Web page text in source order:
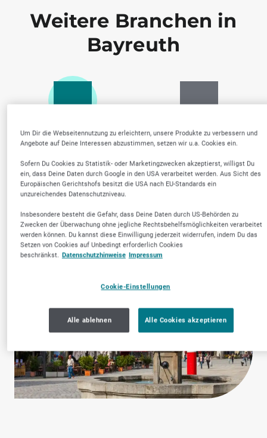
Weitere Branchen in
Bayreuth
Gesundheitseinrichtu
ngen & Pflege
Zahnärztliche
Dienstleistungen
Um Dir die Webseitennutzung zu erleichtern, unsere Produkte zu verbessern und
Angebote auf Deine Interessen abzustimmen, setzen wir u.a. Cookies ein.
Sofern Du Cookies zu Statistik- oder Marketingzwecken akzeptierst, willigst Du
ein, dass Deine Daten durch Google in den USA verarbeitet werden. Aus Sicht des
Europäischen Gerichtshofs besitzt die USA nach EU-Standards ein
unzureichendes Datenschutzniveau.
Insbesondere besteht die Gefahr, dass Deine Daten durch US-Behörden zu
Zwecken der Überwachung ohne jegliche Rechtsbehelfsmöglichkeiten verarbeitet
werden können. Du kannst diese Einwilligung jederzeit widerrufen, indem Du das
Setzen von Cookies auf Unbedingt erforderlich Cookies
beschränkst. Datenschutzhinweise Impressum
Cookie-Einstellungen
Alle ablehnen Alle Cookies akzeptieren